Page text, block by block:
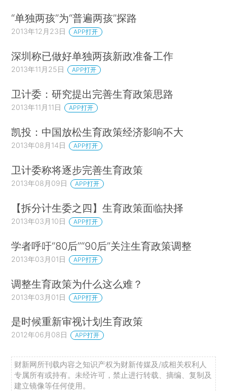
“单独两孩”为“普遍两孩”探路
2013年12月23日 APP打开
深圳称已做好单独两孩新政准备工作
2013年11月25日 APP打开
卫计委：研究提出完善生育政策思路
2013年11月11日 APP打开
凯投：中国放松生育政策经济影响不大
2013年08月14日 APP打开
卫计委称将逐步完善生育政策
2013年08月09日 APP打开
【拆分计生委之四】生育政策面临抉择
2013年03月10日 APP打开
学者呼吁“80后”“90后”关注生育政策调整
2013年03月01日 APP打开
调整生育政策为什么这么难？
2013年03月01日 APP打开
是时候重新审视计划生育政策
2012年06月08日 APP打开
财新网所刊载内容之知识产权为财新传媒及/或相关权利人
专属所有或持有。未经许可，禁止进行转载、摘编、复制及
建立镜像等任何使用。